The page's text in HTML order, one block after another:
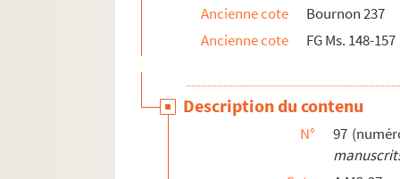
Ancienne cote
Bournon 237
Ancienne cote
FG Ms. 148-157
Description du contenu
N°
97